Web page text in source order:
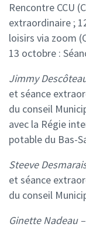
Rencontre CCU
extraordinaire ;
loisirs via zoom
13 octobre :
Jimmy
et séance
du conseil
avec la Régie
potable du Bas-
Steeve
et séance
du conseil
Ginette Nadeau